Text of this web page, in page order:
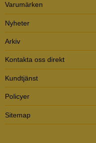
Varumärken
Nyheter
Arkiv
Kontakta oss direkt
Kundtjänst
Policyer
Sitemap